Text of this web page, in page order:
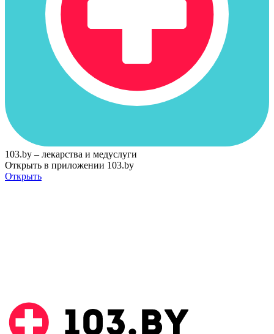
103.by – лекарства и медуслуги
Открыть в приложении 103.by
Открыть